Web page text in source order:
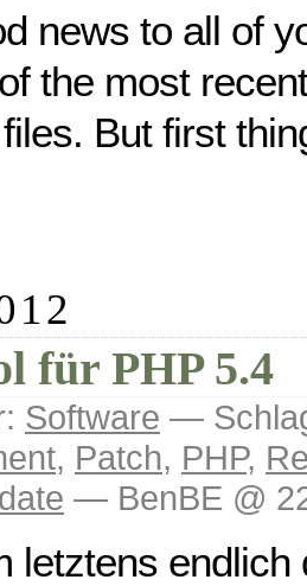
news to all of
the most
But first
für PHP 5.4
Software —
, Patch, PHP,
— BenBE @
letztens